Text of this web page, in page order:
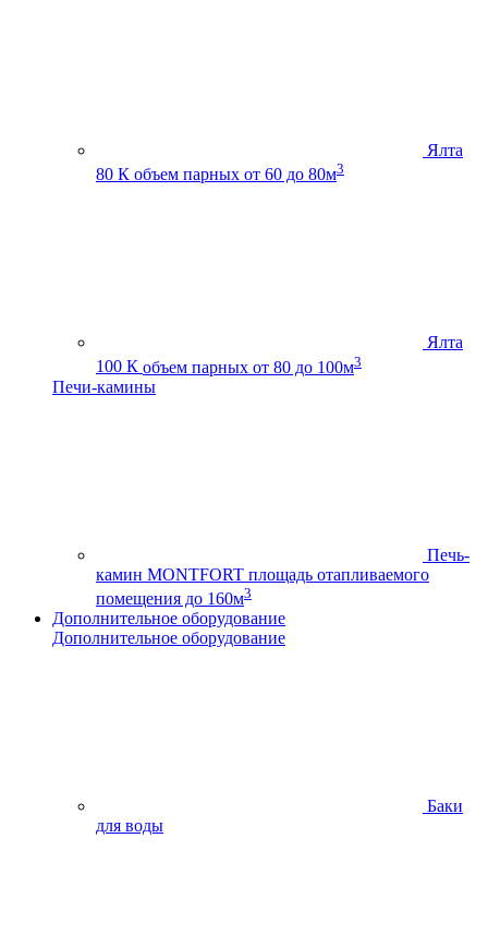
Ялта
80 К объем парных от 60 до 80м3
Ялта
100 К объем парных от 80 до 100м3
Печи-камины
Печь-
камин MONTFORT площадь отапливаемого
помещения до 160м3
Дополнительное оборудование
Дополнительное оборудование
Баки
для воды